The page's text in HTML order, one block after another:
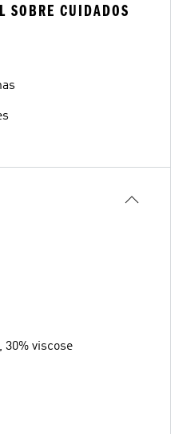
SOBRE CUIDADOS
30% viscose